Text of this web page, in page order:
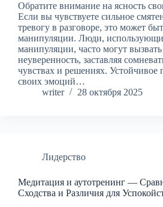
Обратите внимание на ясность
Если вы чувствуете сильное
тревогу в разговоре, это может
манипуляции. Люди,
манипуляции, часто могут вызвать
неуверенность, заставляя
чувствах и решениях. Устойчивое
своих эмоций…
writer
28 октября 2025
Лидерство
Медитация и аутотренинг —
Сходства и Различия для